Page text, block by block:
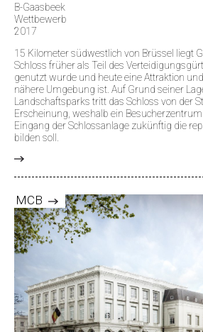
B-Gaasbeek
Wettbewerb
2017
15 Kilometer südwestlich von Brüssel liegt
Schloss früher als Teil des
genutzt wurde und heute eine Attraktion
nähere Umgebung ist. Auf Grund seiner
Landschaftsparks tritt das Schloss von der
Erscheinung, weshalb ein
Eingang der Schlossanlage zukünftig die
bilden soll.
MCB